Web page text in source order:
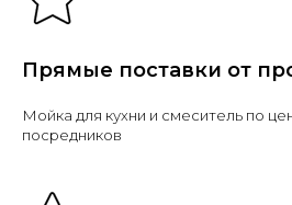
Прямые поставки от
Мойка для кухни и смеситель по
посредников